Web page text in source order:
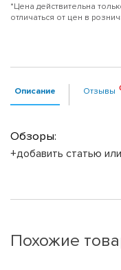
*Цена действительна
отличаться от цен в
Описание Отзывы
Обзоры:
+добавить статью
Похожие